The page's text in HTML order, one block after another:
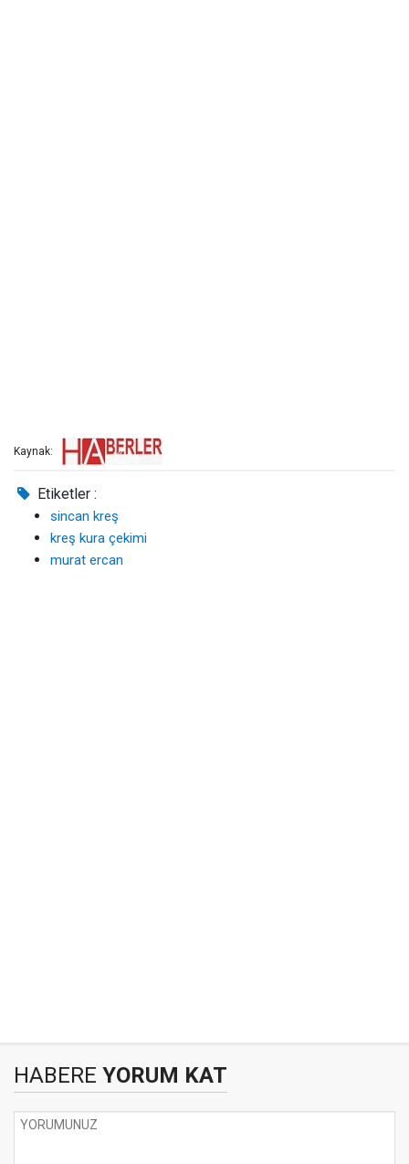
Kaynak:
Etiketler :
sincan kreş
kreş kura çekimi
murat ercan
HABERE YORUM KAT